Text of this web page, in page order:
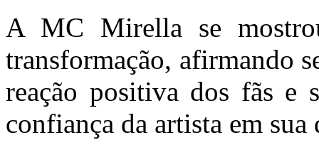
A MC Mirella se
transformação, afirmando
reação positiva dos fãs e
confiança da artista em